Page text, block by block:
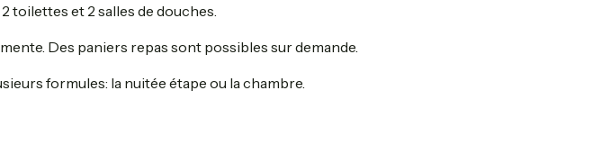
toilettes et 2 salles de douches.
Des paniers repas sont possibles sur demande.
formules: la nuitée étape ou la chambre.